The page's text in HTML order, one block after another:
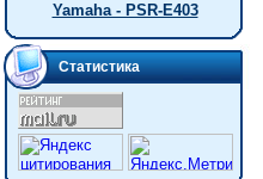
Yamaha - PSR-E403
Статистика